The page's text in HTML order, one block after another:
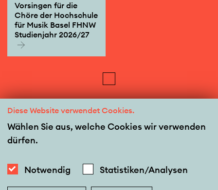
Vorsingen für die
Chöre der Hochschule
für Musik Basel FHNW
Studienjahr 2026/27
Diese Website verwendet Cookies.
Wählen Sie aus, welche Cookies wir verwenden
dürfen.
Notwendig Statistiken/Analysen